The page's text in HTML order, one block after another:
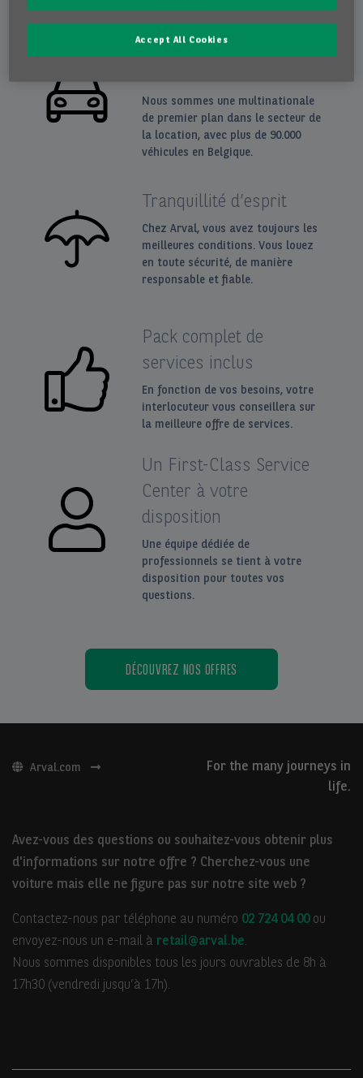
Un partenaire de
Nous sommes une multinationale
de premier plan dans le secteur de
la location, avec plus de 90.000
véhicules en Belgique.
Tranquillité d’esprit
Chez Arval, vous avez toujours les
meilleures conditions. Vous louez
en toute sécurité, de manière
responsable et fiable.
Pack complet de
services inclus
En fonction de vos besoins, votre
interlocuteur vous conseillera sur
la meilleure offre de services.
Un First-Class Service
Center à votre
disposition
Une équipe dédiée de
professionnels se tient à votre
disposition pour toutes vos
questions.
DÉCOUVREZ NOS OFFRES
Arval.com
For the many journeys in
life.
Avez-vous des questions ou souhaitez-vous obtenir plus
d'informations sur notre offre ? Cherchez-vous une
voiture mais elle ne figure pas sur notre site web ?
Contactez-nous par téléphone au numéro 02 724 04 00ou
envoyez-nous un e-mail à retail@arval.be.
Nous sommes disponibles tous les jours ouvrables de 8h à
17h30 (vendredi jusqu’à 17h).
Accept All Cookies